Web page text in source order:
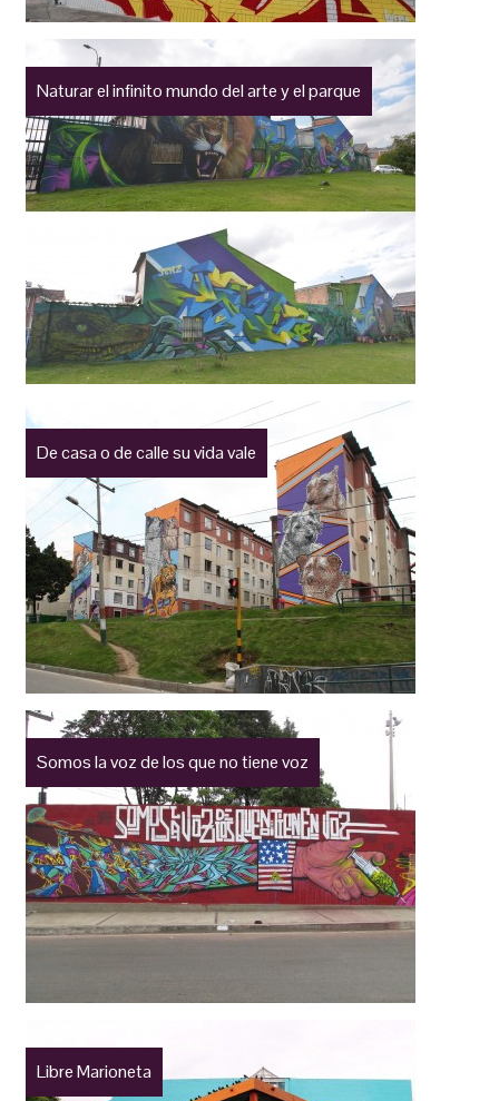
Naturar el infinito mundo del arte y el parque
De casa o de calle su vida vale
Somos la voz de los que no tiene voz
Libre Marioneta